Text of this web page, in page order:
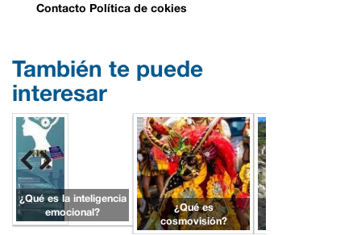
Contacto Política de cokies
También te puede
interesar
¿Qué es la inteligencia
emocional?
¿Qué es
cosmovisión?